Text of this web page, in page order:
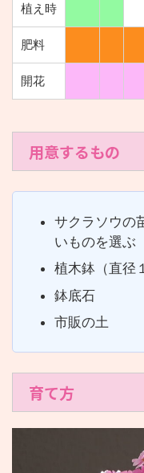
植え時
肥料
開花
用意するもの
サクラソウの
いものを選ぶ
植木鉢（直径
鉢底石
市販の土
育て方